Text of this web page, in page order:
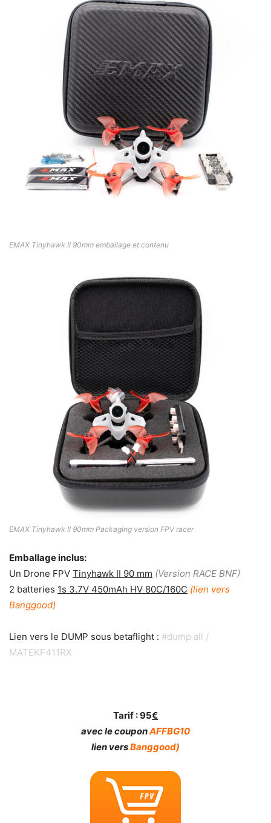
EMAX Tinyhawk II 90mm emballage et contenu
EMAX Tinyhawk II 90mm Packaging version FPV racer
Emballage inclus:
Un Drone FPV Tinyhawk II 90 mm (Version RACE BNF)
2 batteries 1s 3.7V 450mAh HV 80C/160C (lien vers
Banggood)
Lien vers le DUMP sous betaflight : #dump all /
MATEKF411RX
Tarif : 95€
avec le couponAFFBG10
lien versBanggood)